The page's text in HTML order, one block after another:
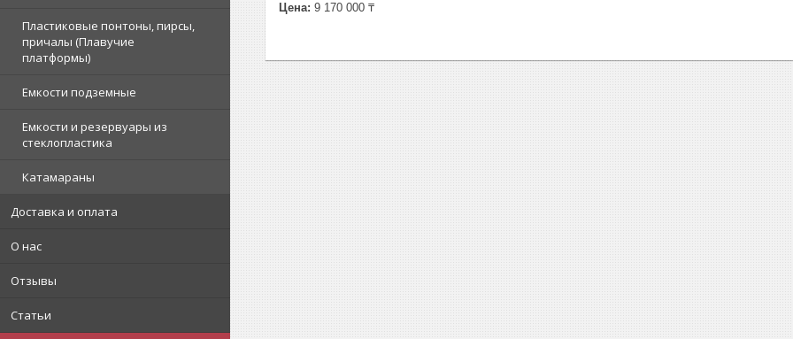
Пластиковые понтоны, пирсы,
причалы (Плавучие
платформы)
Емкости подземные
Емкости и резервуары из
стеклопластика
Катамараны
Доставка и оплата
О нас
Отзывы
Статьи
Цена: 9 170 000 ₸